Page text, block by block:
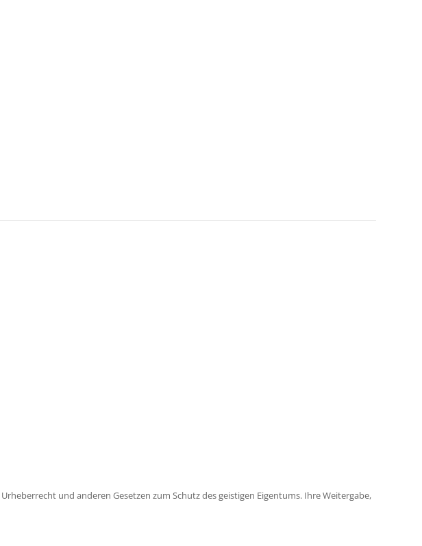
und anderen Gesetzen zum Schutz des geistigen Eigentums. Ihre Weitergabe,